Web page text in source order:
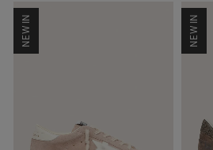
NEW IN NEW IN